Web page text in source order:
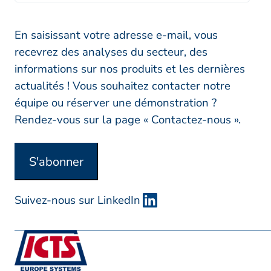
r
e
p
r
i
s
r
n
En saisissant votre adresse e-mail, vous
recevrez des analyses du secteur, des
informations sur nos produits et les dernières
actualités ! Vous souhaitez contacter notre
équipe ou réserver une démonstration ?
Rendez-vous sur la page « Contactez-nous ».
S'abonner
Suivez-nous sur LinkedIn